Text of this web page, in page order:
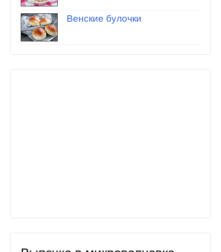
Венские булочки